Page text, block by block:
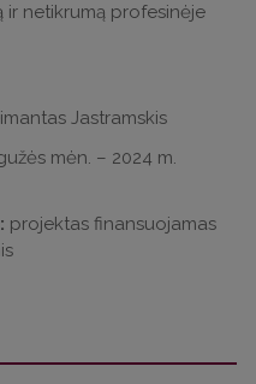
ir netikrumą profesinėje
Jastramskis
mėn. – 2024 m.
projektas finansuojamas